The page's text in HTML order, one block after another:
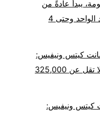
يبدأ عادةً من
250,000 دولار أمريكي للفرد الواحد وحتى 4
كيتس ونيفيس:
شراء عقارات معتمدة بقيمة لا تقل عن 325,000
كيتس ونيفيس: